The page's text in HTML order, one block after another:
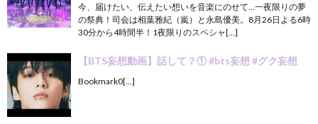
今、届けたい、伝えたい想いを音楽にのせて…一夜限りの夢
の祭典！司会は相葉雅紀（嵐）と永島優美。8月26日よる6時
30分から4時間半！1夜限りのスペシャ[…]
【BTS妄想動画】話して？① #bts妄想 #グク妄想
Bookmark0[…]